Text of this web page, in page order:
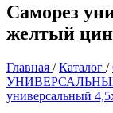
Саморез
желтый
Главная /Каталог /
универсальный